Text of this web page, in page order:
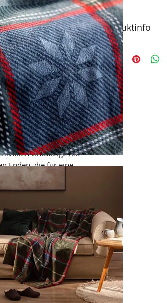
Bio-Baumwolle
Graubeige mit
Enden, die für eine
erhältlich und eignet
Dank ihrer
angenehm
Sie sich und Ihrem
in Bio-
Produktinfo
Bio-Musselin
160x230cm
Pflegehinweis: bis